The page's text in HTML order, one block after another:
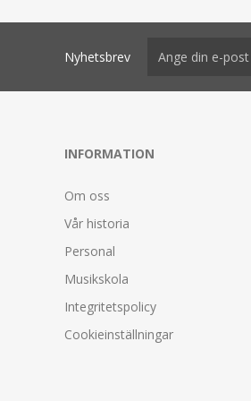
Nyhetsbrev
INFORMATION
Om oss
Vår historia
Personal
Musikskola
Integritetspolicy
Cookieinställningar